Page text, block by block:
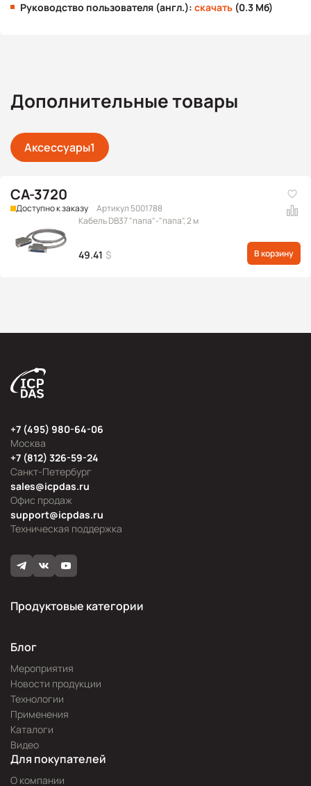
Руководство пользователя (англ.): скачать (0.3 Мб)
Дополнительные товары
Аксессуары1
CA-3720
Доступно к заказу
Артикул 5001788
Кабель DB37 "папа"-"папа", 2 м
49.41 $ В корзину
Москва
+7 (495) 980-64-06
Офис продаж
sales@icpdas.ru
Санкт-Петербург
+7 (812) 326-59-24
Техническая поддержка
support@icpdas.ru
Продуктовые категории
Блог
Мероприятия
Новости продукции
Технологии
Применения
Каталоги
Видео
Для покупателей
О компании